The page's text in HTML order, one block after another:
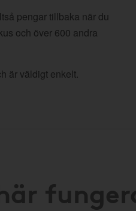
pengar tillbaka när du
och över 600 andra
är väldigt enkelt.